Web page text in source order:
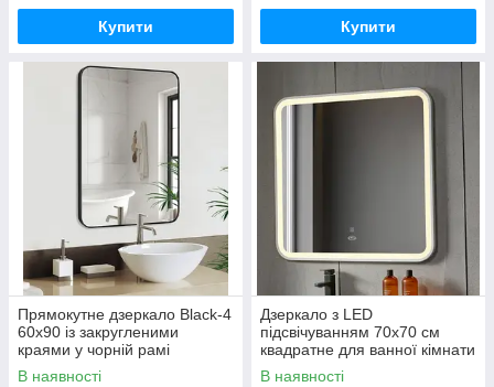
Купити Купити
Прямокутне дзеркало Black-4
60х90 із закругленими
краями у чорній рамі
В наявності
Дзеркало з LED
підсвічуванням 70х70 см
квадратне для ванної кімнати
282 White
В наявності